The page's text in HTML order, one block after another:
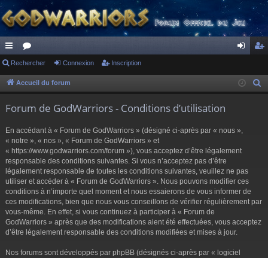
ac
co
s
or
u ne cri
Rechercher Connexion Inscription
Accueil du forum
Forum de GodWarriors - Conditions d’utilisation
En accédant à « Forum de GodWarriors » (désigné ci-après par « nous »,
« notre », « nos », « Forum de GodWarriors » et
« https://www.godwarriors.com/forum »), vous acceptez d’être légalement
responsable des conditions suivantes. Si vous n’acceptez pas d’être
légalement responsable de toutes les conditions suivantes, veuillez ne pas
utiliser et accéder à « Forum de GodWarriors ». Nous pouvons modifier ces
conditions à n’importe quel moment et nous essaierons de vous informer de
ces modifications, bien que nous vous conseillons de vérifier régulièrement par
vous-même. En effet, si vous continuez à participer à « Forum de
GodWarriors » après que des modifications aient été effectuées, vous acceptez
d’être légalement responsable des conditions modifiées et mises à jour.
Nos forums sont développés par phpBB (désignés ci-après par « logiciel